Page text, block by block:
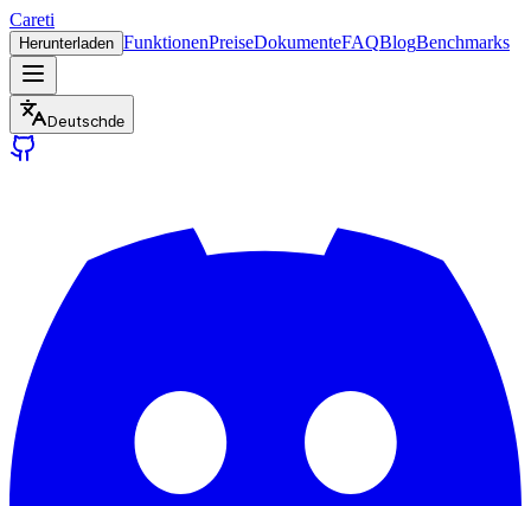
Careti
Herunterladen FunktionenPreiseDokumenteFAQBlogBenchmarks
Deutschde